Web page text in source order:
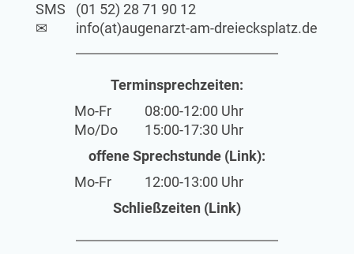
SMS
(01 52) 28 71 90 12
✉
info(at)augenarzt-am-dreiecksplatz.de
Terminsprechzeiten:
Mo-Fr
08:00-12:00 Uhr
Mo/Do
15:00-17:30 Uhr
offene Sprechstunde (Link):
Mo-Fr
12:00-13:00 Uhr
Schließzeiten (Link)